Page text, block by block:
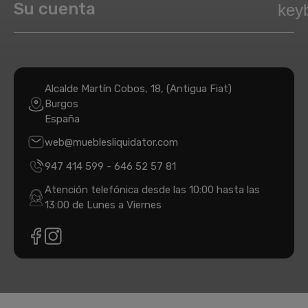
Su cuenta
Alcalde Martín Cobos, 18, (Antigua Fiat)
Burgos
España
web@mueblesliquidator.com
947 414 599 - 646 52 57 81
Atención telefónica desde las 10:00 hasta las
13:00 de Lunes a Viernes